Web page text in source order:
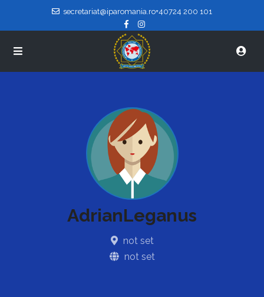
secretariat@iparomania.ro+40724 200 101
AdrianLeganus
not set
not set